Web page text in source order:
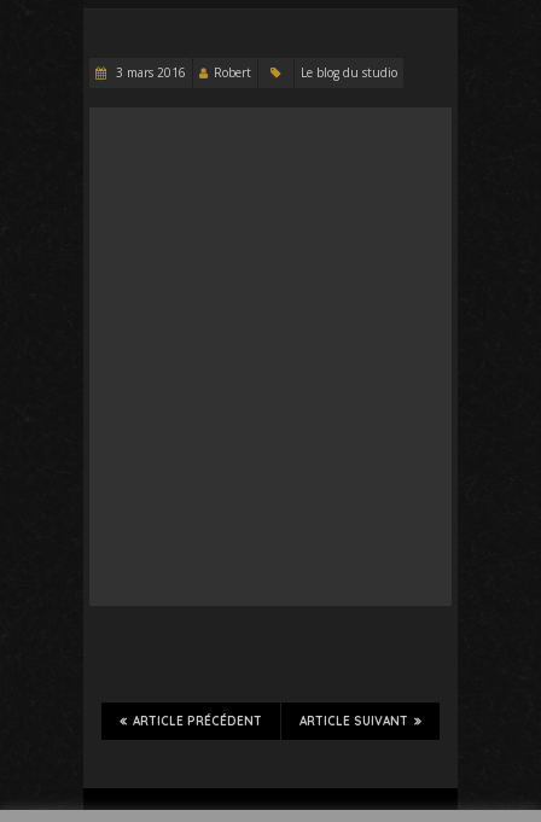
3 mars 2016 Robert Le blog du studio
ARTICLE SUIVANT
ARTICLE PRÉCÉDENT